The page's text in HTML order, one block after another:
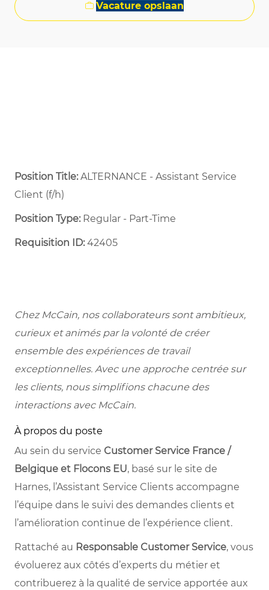
Vacature opslaan
Position Title:ALTERNANCE - Assistant Service
Client (f/h)
Position Type:Regular - Part-Time ​
Requisition ID:42405
Chez McCain, nos collaborateurs sont ambitieux,
curieux et animés par la volonté de créer
ensemble des expériences de travail
exceptionnelles. Avec une approche centrée sur
les clients, nous simplifions chacune des
interactions avec McCain.
À propos du poste
Au sein du service Customer Service France /
Belgique et Flocons EU, basé sur le site de
Harnes, l’Assistant Service Clients accompagne
l’équipe dans le suivi des demandes clients et
l’amélioration continue de l’expérience client.
Rattaché au Responsable Customer Service, vous
évoluerez aux côtés d’experts du métier et
contribuerez à la qualité de service apportée aux